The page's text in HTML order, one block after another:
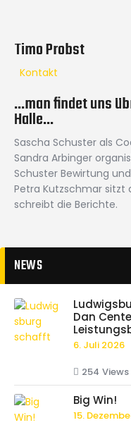
Timo Probst
Kontakt
…man findet uns
Halle…
Sascha Schuster als
Sandra Arbinger
Schuster Bewirtung
Petra Kutzschmar sitzt
schreibt die Berichte.
NEWS
Dan
6. Juli 2026
254 Views
Big Win!
15.